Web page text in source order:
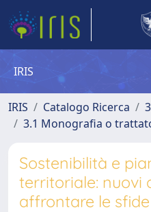
IRIS
IRIS Catalogo Ricerca
3.1 Monografia o
Sostenibilità e
territoriale: nuovi
affrontare le